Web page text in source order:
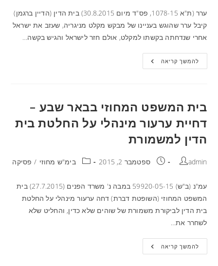
ערר (ת"א 1078-15, פס"ד מיום 30.8.2015) בית הדין (הדיין ברגמן)
קיבל ערר שהוגש בעניינו של מבקש מקלט מניגריה, שעזב את ישראל
אחרי שנדחתה בקשתו למקלט, אולם חזר לישראל והגיש בקשה…
להמשך קריאה
בית המשפט המחוזי בבאר שבע –
דחיית ערעור מינהלי על החלטת בית
הדין למשמורת
admin ספטמבר 2, 2015 בימ"ש מחוזי / פסיקה
עמ"נ (ב"ש) 59920-05-15 במבה נ' משרד הפנים (27.7.2015) בית
המשפט המחוזי (השופטת דברת) דחה ערעור מינהלי על החלטת
בית הדין לביקורת משמורת של שוהים שלא כדין, והחליט שלא
לשחרר את…
להמשך קריאה